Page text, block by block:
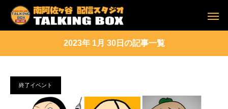
2023年 1月 30日の記事一覧
終了イベント